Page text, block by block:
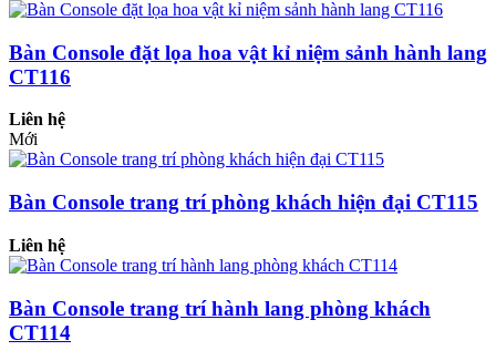
Bàn Console đặt lọa hoa vật kỉ niệm sảnh hành lang
CT116
Liên hệ
Mới
Bàn Console trang trí phòng khách hiện đại CT115
Liên hệ
Bàn Console trang trí hành lang phòng khách
CT114